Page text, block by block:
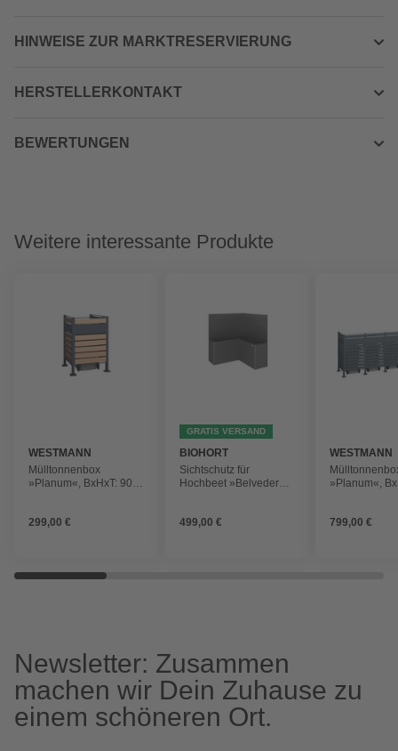
HINWEISE ZUR MARKTRESERVIERUNG
HERSTELLERKONTAKT
BEWERTUNGEN
Weitere interessante Produkte
WESTMANN
Mülltonnenbox
»Planum«, BxHxT: 90 x
299,00 €
GRATIS VERSAND
BIOHORT
Sichtschutz für
Hochbeet »Belvedere«,
499,00 €
WESTMANN
»Planum«,
799,00 €
Newsletter: Zusammen
machen wir Dein Zuhause zu
einem schöneren Ort.